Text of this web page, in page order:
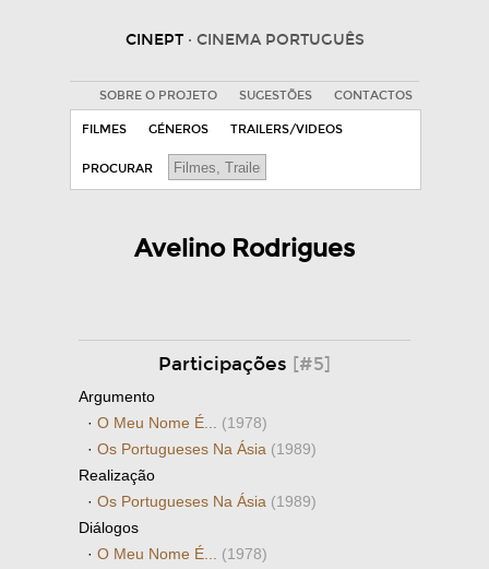
CINEPT · CINEMA PORTUGUÊS
SOBRE O PROJETO SUGESTÕES CONTACTOS
FILMES GÉNEROS TRAILERS/VIDEOS
PROCURAR
Avelino Rodrigues
Participações [#5]
Argumento
· O Meu Nome É... (1978)
· Os Portugueses Na Ásia (1989)
Realização
· Os Portugueses Na Ásia (1989)
Diálogos
· O Meu Nome É... (1978)